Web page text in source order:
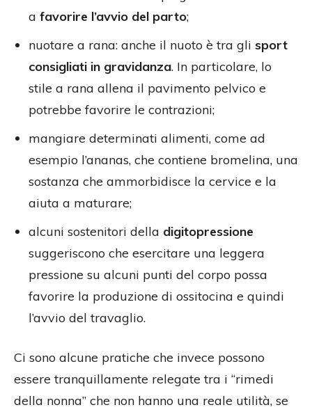
a favorire l’avvio del parto;
nuotare a rana: anche il nuoto è tra gli sport
consigliati in gravidanza. In particolare, lo
stile a rana allena il pavimento pelvico e
potrebbe favorire le contrazioni;
mangiare determinati alimenti, come ad
esempio l’ananas, che contiene bromelina, una
sostanza che ammorbidisce la cervice e la
aiuta a maturare;
alcuni sostenitori della digitopressione
suggeriscono che esercitare una leggera
pressione su alcuni punti del corpo possa
favorire la produzione di ossitocina e quindi
l’avvio del travaglio.
Ci sono alcune pratiche che invece possono
essere tranquillamente relegate tra i “rimedi
della nonna” che non hanno una reale utilità, se